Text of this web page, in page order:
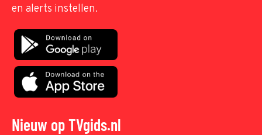
en alerts instellen.
Nieuw op TVgids.nl